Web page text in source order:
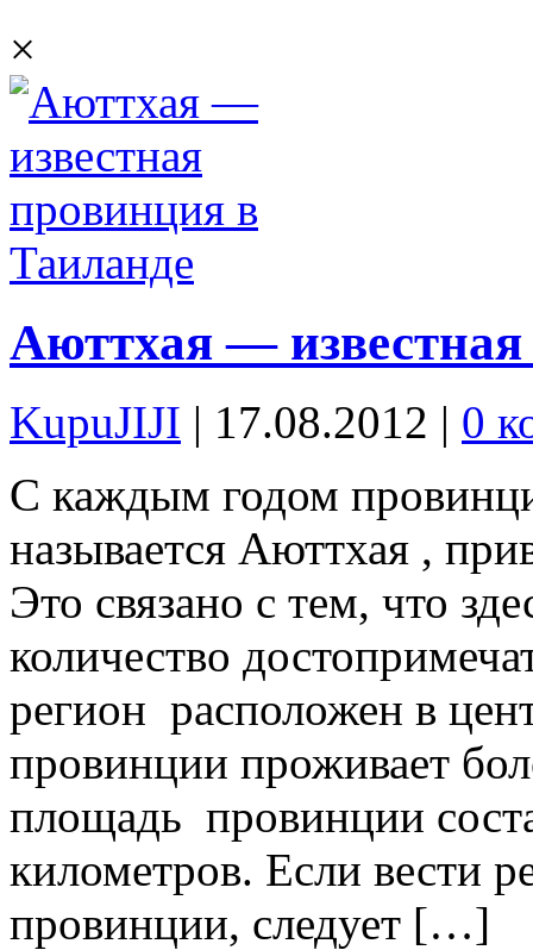
×
Аюттхая —
KupuJIJI | 17.08.2012 | 0
С каждым годом
называется Аюттхая ,
Это связано с тем, что
количество
регион расположен в
провинции проживает
площадь провинции
километров. Если вести
провинции, следует […]